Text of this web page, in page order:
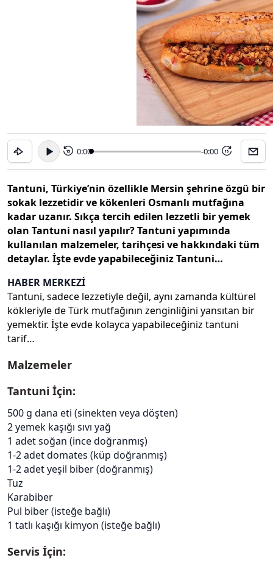
15 0:00 -0:00 15
Tantuni, Türkiye’nin özellikle Mersin şehrine özgü bir
sokak lezzetidir ve kökenleri Osmanlı mutfağına
kadar uzanır. Sıkça tercih edilen lezzetli bir yemek
olan Tantuni nasıl yapılır? Tantuni yapımında
kullanılan malzemeler, tarihçesi ve hakkındaki tüm
detaylar. İşte evde yapabileceğiniz Tantuni…
HABER MERKEZİ
Tantuni, sadece lezzetiyle değil, aynı zamanda kültürel
kökleriyle de Türk mutfağının zenginliğini yansıtan bir
yemektir. İşte evde kolayca yapabileceğiniz tantuni
tarif…
Malzemeler
Tantuni İçin:
500 g dana eti (sinekten veya döşten)
2 yemek kaşığı sıvı yağ
1 adet soğan (ince doğranmış)
1-2 adet domates (küp doğranmış)
1-2 adet yeşil biber (doğranmış)
Tuz
Karabiber
Pul biber (isteğe bağlı)
1 tatlı kaşığı kimyon (isteğe bağlı)
Servis İçin: